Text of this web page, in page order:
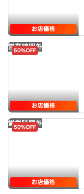
お店価格
営業時間外
50%OFF
お店価格
営業時間外
50%OFF
お店価格